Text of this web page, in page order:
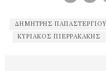
ΔΗΜΉΤΡΗΣ ΠΑΠΑΣΤΕΡΓΊΟΥ
ΚΥΡΙΆΚΟΣ ΠΙΕΡΡΑΚΆΚΗΣ